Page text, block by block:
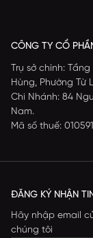
CÔNG TY CỔ
Trụ sở chính:
Hùng, Phường Từ
Chi Nhánh: 84
Nam.
Mã số thuế:
ĐĂNG KÝ NHẬN
Hãy nhập email
chúng tôi